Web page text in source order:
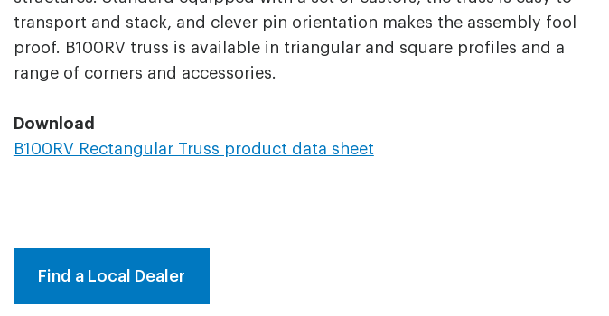
transport and stack, and clever pin orientation makes the assembly fool
proof. B100RV truss is available in triangular and square profiles and a
range of corners and accessories.
Download
B100RV Rectangular Truss product data sheet
Find a Local Dealer